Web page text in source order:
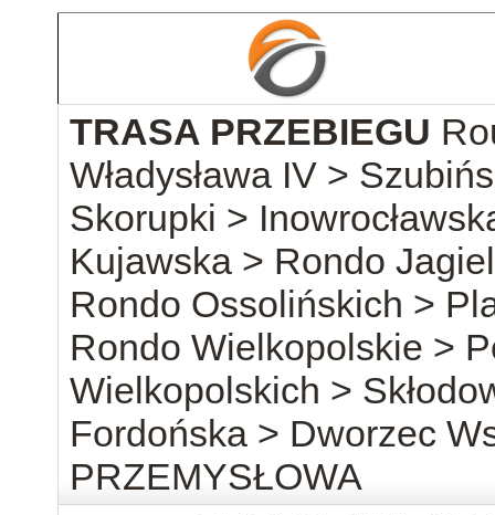
TRASA PRZEBIEGU
Władysława IV >
Skorupki >
Kujawska > Rondo
Rondo Ossolińskich >
Rondo Wielkopolskie >
Wielkopolskich >
Fordońska > Dworzec
PRZEMYSŁOWA